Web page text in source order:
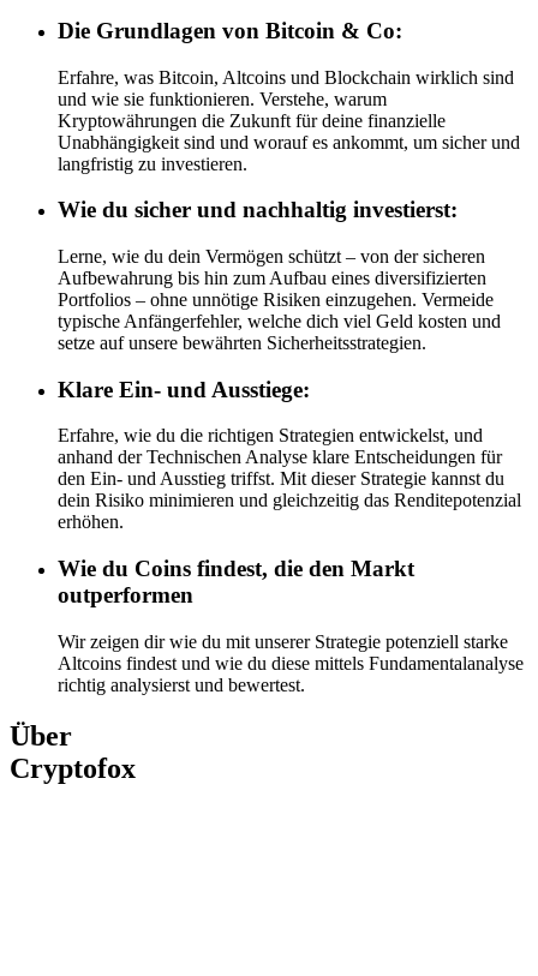
Die Grundlagen von Bitcoin & Co:
Erfahre, was Bitcoin, Altcoins und Blockchain wirklich sind
und wie sie funktionieren. Verstehe, warum
Kryptowährungen die Zukunft für deine finanzielle
Unabhängigkeit sind und worauf es ankommt, um sicher und
langfristig zu investieren.
Wie du sicher und nachhaltig investierst:
Lerne, wie du dein Vermögen schützt – von der sicheren
Aufbewahrung bis hin zum Aufbau eines diversifizierten
Portfolios – ohne unnötige Risiken einzugehen. Vermeide
typische Anfängerfehler, welche dich viel Geld kosten und
setze auf unsere bewährten Sicherheitsstrategien.
Klare Ein- und Ausstiege:
Erfahre, wie du die richtigen Strategien entwickelst, und
anhand der Technischen Analyse klare Entscheidungen für
den Ein- und Ausstieg triffst. Mit dieser Strategie kannst du
dein Risiko minimieren und gleichzeitig das Renditepotenzial
erhöhen.
Wie du Coins findest, die den Markt
outperformen
Wir zeigen dir wie du mit unserer Strategie potenziell starke
Altcoins findest und wie du diese mittels Fundamentalanalyse
richtig analysierst und bewertest.
Über
Cryptofox